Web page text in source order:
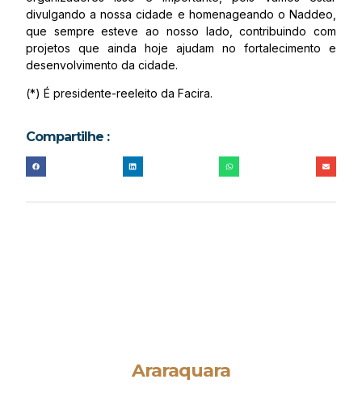
divulgando a nossa cidade e homenageando o Naddeo,
que sempre esteve ao nosso lado, contribuindo com
projetos que ainda hoje ajudam no fortalecimento e
desenvolvimento da cidade.
(*) É presidente-reeleito da Facira.
Compartilhe :
Araraquara